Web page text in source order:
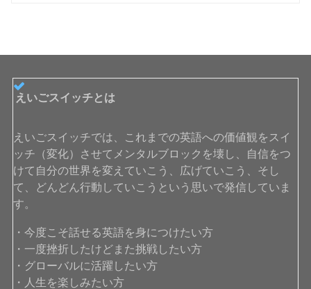
えいごスイッチとは
えいごスイッチでは、これまでの英語への価値観をスイ
ッチ（変化）させてメンタルブロックを壊し、自信をつ
けて自分の世界を変えていこう、広げていこう、そし
て、どんどん行動していこうという思いで発信していま
す。
・今度こそ話せる英語を身につけたい方
・一度挫折したけどまた挑戦したい方
・グローバルに活躍したい方
・人生を楽しみたい方